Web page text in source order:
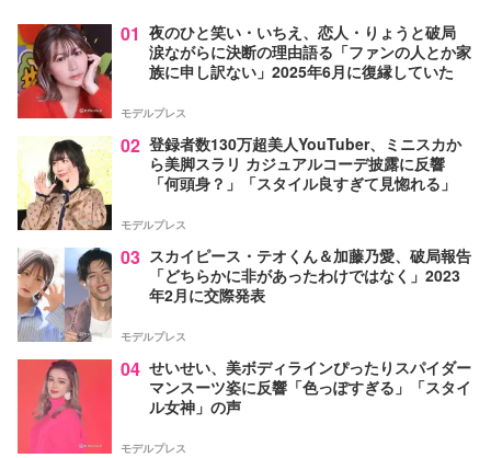
01 夜のひと笑い・いちえ、恋人・りょうと破局
涙ながらに決断の理由語る「ファンの人とか家
族に申し訳ない」2025年6月に復縁していた
モデルプレス
02 登録者数130万超美人YouTuber、ミニスカか
ら美脚スラリ カジュアルコーデ披露に反響
「何頭身？」「スタイル良すぎて見惚れる」
モデルプレス
03 スカイピース・テオくん＆加藤乃愛、破局報告
「どちらかに非があったわけではなく」2023
年2月に交際発表
モデルプレス
04 せいせい、美ボディラインぴったりスパイダー
マンスーツ姿に反響「色っぽすぎる」「スタイ
ル女神」の声
モデルプレス